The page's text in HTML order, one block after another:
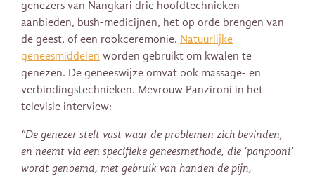
genezers van Nangkari drie hoofdtechnieken
aanbieden, bush-medicijnen, het op orde brengen van
de geest, of een rookceremonie. Natuurlijke
geneesmiddelen worden gebruikt om kwalen te
genezen. De geneeswijze omvat ook massage- en
verbindingstechnieken. Mevrouw Panzironi in het
televisie interview:
“De genezer stelt vast waar de problemen zich bevinden,
en neemt via een specifieke geneesmethode, die ‘panpooni’
wordt genoemd, met gebruik van handen de pijn,